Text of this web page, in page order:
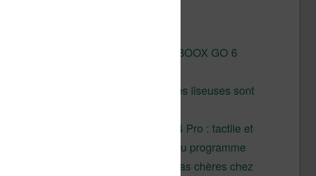
Test de la BOOX GO 6
Pourquoi les liseuses sont
XTEINK X4 Pro : tactile et
éclairage au programme
Liseuses pas chères chez